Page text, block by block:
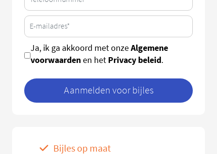
Ja, ik ga akkoord met onzeAlgemene
voorwaardenen het Privacy beleid.
Aanmelden voor bijles
Bijles op maat